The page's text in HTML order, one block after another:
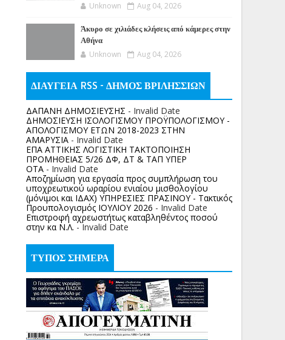
Unknown Aug 04, 2026
Άκυρο σε χιλιάδες κλήσεις από κάμερες στην
Αθήνα
Unknown Aug 04, 2026
ΔΙΑΥΓΕΙΑ RSS - ΔΗΜΟΣ ΒΡΙΛΗΣΣΙΩΝ
ΔΑΠΑΝΗ ΔΗΜΟΣΙΕΥΣΗΣ - Invalid Date
ΔΗΜΟΣΙΕΥΣΗ ΙΣΟΛΟΓΙΣΜΟΥ ΠΡΟΫΠΟΛΟΓΙΣΜΟΥ -
ΑΠΟΛΟΓΙΣΜΟΥ ΕΤΩΝ 2018-2023 ΣΤΗΝ
ΑΜΑΡΥΣΙΑ - Invalid Date
ΕΠΑ ΑΤΤΙΚΗΣ ΛΟΓΙΣΤΙΚΗ ΤΑΚΤΟΠΟΙΗΣΗ
ΠΡΟΜΗΘΕΙΑΣ 5/26 ΔΦ, ΔΤ & ΤΑΠ ΥΠΕΡ
ΟΤΑ - Invalid Date
Αποζημίωση για εργασία προς συμπλήρωση του
υποχρεωτικού ωραρίου ενιαίου μισθολογίου
(μόνιμοι και ΙΔΑΧ) ΥΠΗΡΕΣΙΕΣ ΠΡΑΣΙΝΟΥ - Τακτικός
Προυπολογισμός ΙΟΥΛΙΟΥ 2026 - Invalid Date
Επιστροφή αχρεωστήτως καταβληθέντος ποσoύ
στην κα Ν.Λ. - Invalid Date
ΤΥΠΟΣ ΣΗΜΕΡΑ